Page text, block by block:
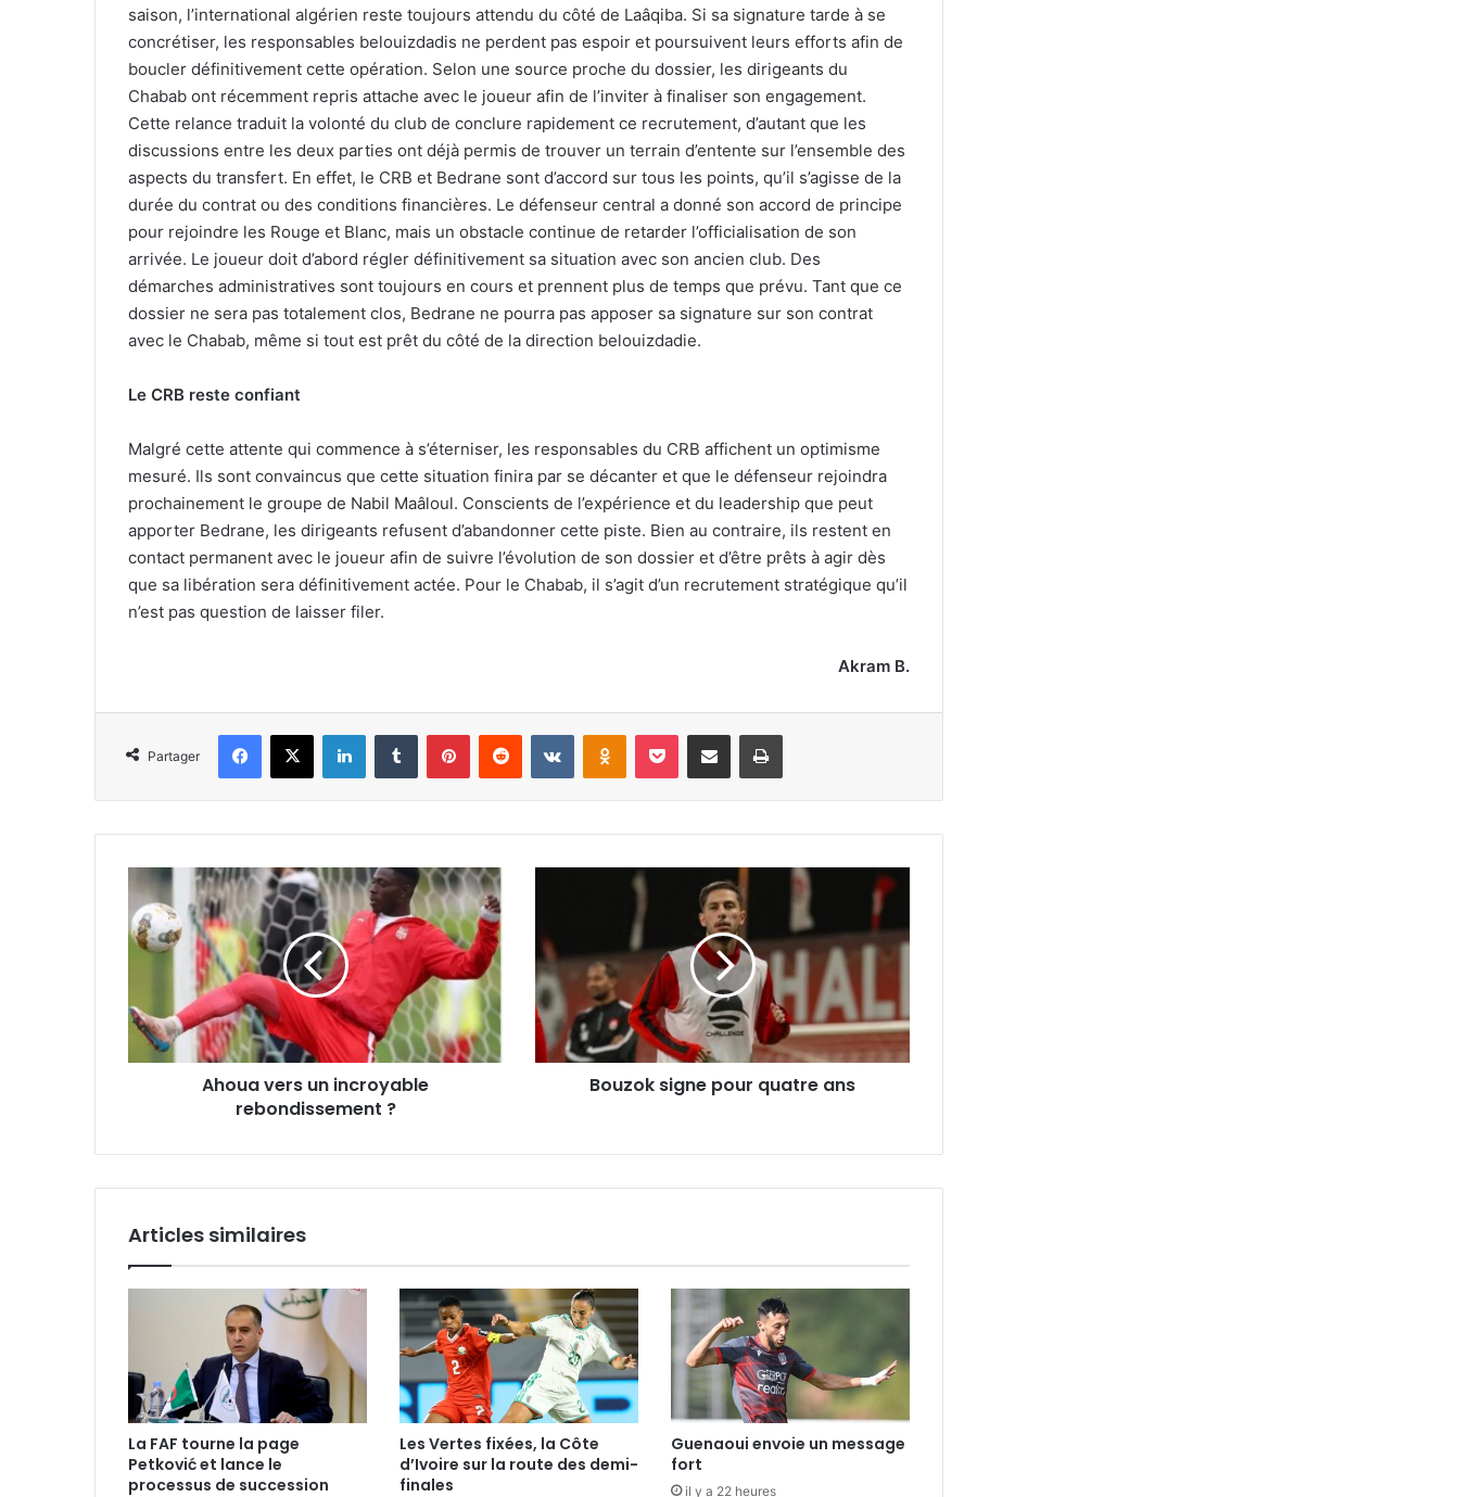
saison, l’international algérien reste toujours attendu du côté de Laâqiba. Si sa signature tarde à se
concrétiser, les responsables belouizdadis ne perdent pas espoir et poursuivent leurs efforts afin de
boucler définitivement cette opération. Selon une source proche du dossier, les dirigeants du
Chabab ont récemment repris attache avec le joueur afin de l’inviter à finaliser son engagement.
Cette relance traduit la volonté du club de conclure rapidement ce recrutement, d’autant que les
discussions entre les deux parties ont déjà permis de trouver un terrain d’entente sur l’ensemble des
aspects du transfert. En effet, le CRB et Bedrane sont d’accord sur tous les points, qu’il s’agisse de la
durée du contrat ou des conditions financières. Le défenseur central a donné son accord de principe
pour rejoindre les Rouge et Blanc, mais un obstacle continue de retarder l’officialisation de son
arrivée. Le joueur doit d’abord régler définitivement sa situation avec son ancien club. Des
démarches administratives sont toujours en cours et prennent plus de temps que prévu. Tant que ce
dossier ne sera pas totalement clos, Bedrane ne pourra pas apposer sa signature sur son contrat
avec le Chabab, même si tout est prêt du côté de la direction belouizdadie.
Le CRB reste confiant
Malgré cette attente qui commence à s’éterniser, les responsables du CRB affichent un optimisme
mesuré. Ils sont convaincus que cette situation finira par se décanter et que le défenseur rejoindra
prochainement le groupe de Nabil Maâloul. Conscients de l’expérience et du leadership que peut
apporter Bedrane, les dirigeants refusent d’abandonner cette piste. Bien au contraire, ils restent en
contact permanent avec le joueur afin de suivre l’évolution de son dossier et d’être prêts à agir dès
que sa libération sera définitivement actée. Pour le Chabab, il s’agit d’un recrutement stratégique qu’il
n’est pas question de laisser filer.
Akram B.
Partager
Facebook
X LinkedinTumblr PinterestReddit VKontakteOdnoklassniki
Pocket Partager par email Imprimer
Ahoua
vers
un
incroyable
rebondissement
Ahoua vers un incroyable
rebondissement ?
quatre
ans
Bouzok signe pour quatre ans
Articles similaires
La FAF tourne la page
Petković et lance le
processus de succession
Les Vertes fixées, la Côte
d’Ivoire sur la route des demi-
finales
Guenaoui envoie un message
fort
il y a 22 heures